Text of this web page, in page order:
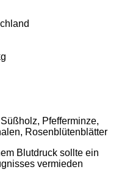
Pfefferminze,
Rosenblütenblätter
Blutdruck sollte ein
vermieden